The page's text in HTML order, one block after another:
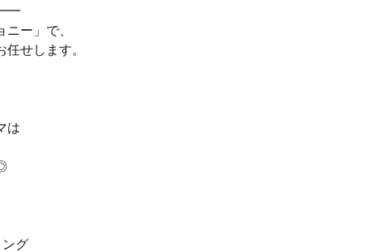
ー」で、
せします。
は
グ